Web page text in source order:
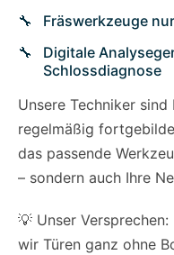
Fräswerkzeuge
Digitale
Schlossdiagnose
Unsere Techniker
regelmäßig
das passende
– sondern auch Ihre
💡 Unser
wir Türen ganz ohne